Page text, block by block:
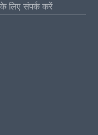
के लिए संपर्क करें